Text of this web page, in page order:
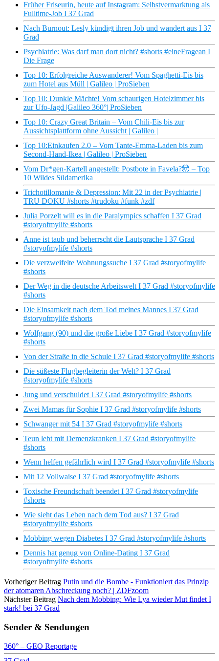
Früher Friseurin, heute auf Instagram: Selbstvermarktung als
Fulltime-Job I 37 Grad
Nach Burnout: Lesly kündigt ihren Job und wandert aus I 37
Grad
Psychiatrie: Was darf man dort nicht? #shorts #eineFragean I
Die Frage
Top 10: Erfolgreiche Auswanderer! Vom Spaghetti-Eis bis
zum Hotel aus Müll | Galileo | ProSieben
Top 10: Dunkle Mächte! Vom schaurigen Hotelzimmer bis
zur Ufo-Jagd |Galileo 360°| ProSieben
Top 10: Crazy Great Britain – Vom Chili-Eis bis zur
Aussichtsplattform ohne Aussicht | Galileo |
Top 10:Einkaufen 2.0 – Vom Tante-Emma-Laden bis zum
Second-Hand-Ikea | Galileo | ProSieben
Vom Dr*gen-Kartell angestellt: Postbote in Favela?🤯 – Top
10 Wildes Südamerika
Trichotillomanie & Depression: Mit 22 in der Psychiatrie |
TRU DOKU #shorts #trudoku #funk #zdf
Julia Porzelt will es in die Paralympics schaffen I 37 Grad
#storyofmylife #shorts
Anne ist taub und beherrscht die Lautsprache I 37 Grad
#storyofmylife #shorts
Die verzweifelte Wohnungssuche I 37 Grad #storyofmylife
#shorts
Der Weg in die deutsche Arbeitswelt I 37 Grad #storyofmylife
#shorts
Die Einsamkeit nach dem Tod meines Mannes I 37 Grad
#storyofmylife #shorts
Wolfgang (90) und die große Liebe I 37 Grad #storyofmylife
#shorts
Von der Straße in die Schule I 37 Grad #storyofmylife #shorts
Die süßeste Flugbegleiterin der Welt? I 37 Grad
#storyofmylife #shorts
Jung und verschuldet I 37 Grad #storyofmylife #shorts
Zwei Mamas für Sophie I 37 Grad #storyofmylife #shorts
Schwanger mit 54 I 37 Grad #storyofmylife #shorts
Teun lebt mit Demenzkranken I 37 Grad #storyofmylife
#shorts
Wenn helfen gefährlich wird I 37 Grad #storyofmylife #shorts
Mit 12 Vollwaise I 37 Grad #storyofmylife #shorts
Toxische Freundschaft beendet I 37 Grad #storyofmylife
#shorts
Wie sieht das Leben nach dem Tod aus? I 37 Grad
#storyofmylife #shorts
Mobbing wegen Diabetes I 37 Grad #storyofmylife #shorts
Dennis hat genug von Online-Dating I 37 Grad
#storyofmylife #shorts
Vorheriger Beitrag Putin und die Bombe - Funktioniert das Prinzip
der atomaren Abschreckung noch? | ZDFzoom
Nächster Beitrag Nach dem Mobbing: Wie Lya wieder Mut findet I
stark! bei 37 Grad
Sender & Sendungen
360° – GEO Reportage